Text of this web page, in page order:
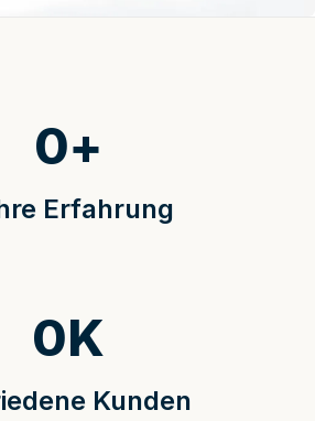
Erfahrung
0+
Kunden
0K